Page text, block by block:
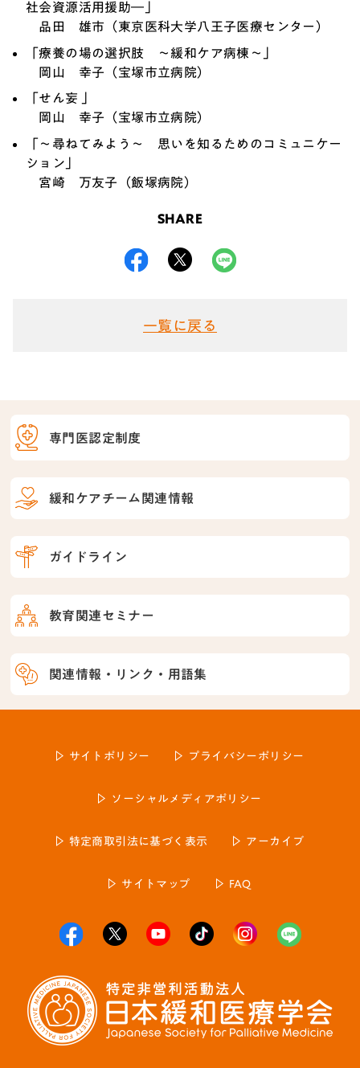
専門医認定制度
緩和ケアチーム関連情報
ガイドライン
教育関連セミナー
関連情報・リンク・用語集
社会資源活用援助―」
品田 雄市（東京医科大学八王子医療センター）
「療養の場の選択肢 ～緩和ケア病棟～」
岡山 幸子（宝塚市立病院）
「せん妄 」
岡山 幸子（宝塚市立病院）
「～尋ねてみよう～ 思いを知るためのコミュニケー
ション」
宮崎 万友子（飯塚病院）
SHARE
一覧に戻る
サイトポリシー プライバシーポリシー
ソーシャルメディアポリシー
特定商取引法に基づく表示 アーカイブ
サイトマップ FAQ